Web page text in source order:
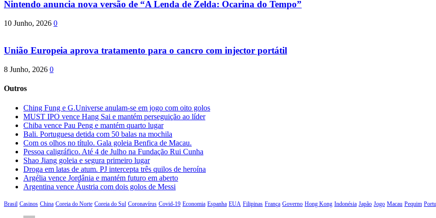
Nintendo anuncia nova versão de “A Lenda de Zelda: Ocarina do Tempo”
10 Junho, 2026 0
União Europeia aprova tratamento para o cancro com injector portátil
8 Junho, 2026 0
Outros
Ching Fung e G.Universe anulam-se em jogo com oito golos
MUST IPO vence Hang Sai e mantém perseguição ao líder
Chiba vence Pau Peng e mantém quarto lugar
Bali. Portuguesa detida com 50 balas na mochila
Com os olhos no título. Gala goleia Benfica de Macau.
Pessoa caligráfico. Até 4 de Julho na Fundação Rui Cunha
Shao Jiang goleia e segura primeiro lugar
Droga em latas de atum. PJ intercepta três quilos de heroína
Argélia vence Jordânia e mantém futuro em aberto
Argentina vence Áustria com dois golos de Messi
Brasil Casinos China Coreia do Norte Coreia do Sul Coronavírus Covid-19 Economia Espanha EUA Filipinas França Governo Hong Kong Indonésia Japão Jogo Macau Pequim